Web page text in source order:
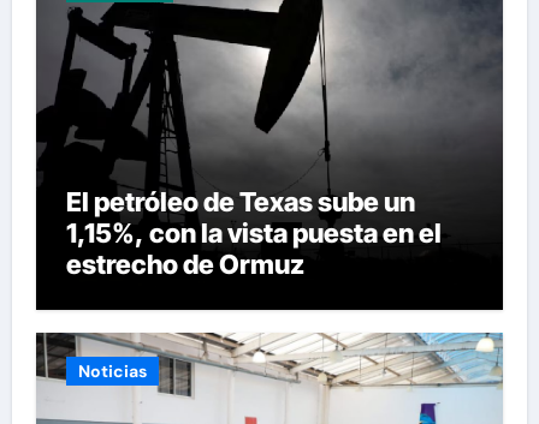
El petróleo de Texas sube un
1,15%, con la vista puesta en el
estrecho de Ormuz
Noticias